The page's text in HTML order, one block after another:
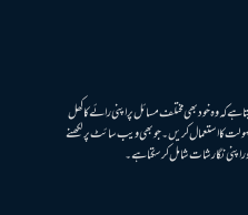
کہ وہ خود بھی مختلف مسائل پر اپنی رائے کا کھل
کا استعمال کریں۔ جو بھی ویب سائٹ پر لکھنے
اپنی نگارشات شامل کرسکتا ہے۔